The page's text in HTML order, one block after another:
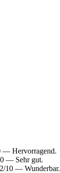
— Hervorragend.
— Sehr gut.
10 — Wunderbar.